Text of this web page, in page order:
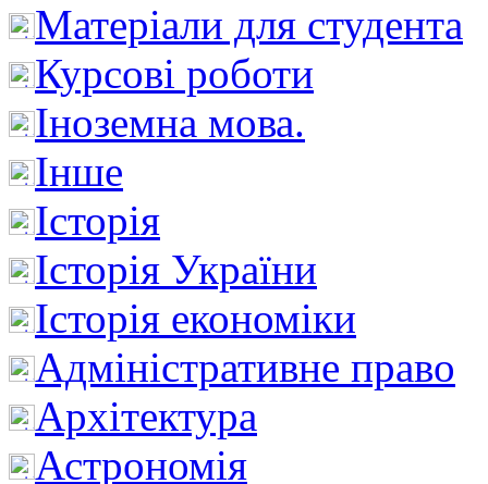
Матеріали для студента
Курсові роботи
Іноземна мова.
Інше
Історія
Історія України
Історія економіки
Адміністративне право
Архітектура
Астрономія